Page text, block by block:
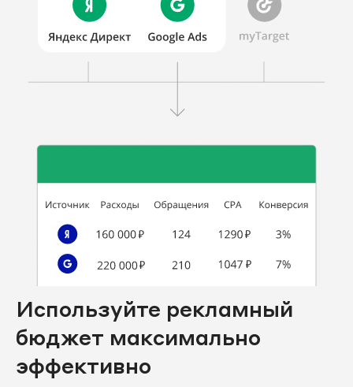
Используйте рекламный
бюджет максимально
эффективно